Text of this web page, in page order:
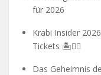
für 2026
Krabi Insider
Tickets 🏝️🧗‍♂️
Das Geheimnis